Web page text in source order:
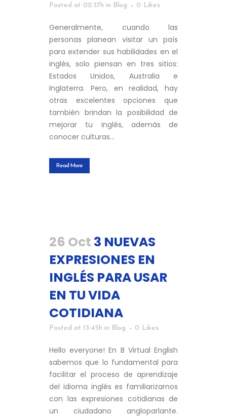
Posted at 02:37h in Blog 0 Likes
Generalmente, cuando las
personas planean visitar un país
para extender sus habilidades en el
inglés, solo piensan en tres sitios:
Estados Unidos, Australia e
Inglaterra. Pero, en realidad, hay
otras excelentes opciones que
también brindan la posibilidad de
mejorar tu inglés, además de
conocer culturas...
Read More
26 Oct 3 NUEVAS
EXPRESIONES EN
INGLÉS PARA USAR
EN TU VIDA
COTIDIANA
Posted at 13:45h in Blog 0 Likes
Hello everyone! En B Virtual English
sabemos que lo fundamental para
facilitar el proceso de aprendizaje
del idioma inglés es familiarizarnos
con las expresiones cotidianas de
un ciudadano angloparlante.